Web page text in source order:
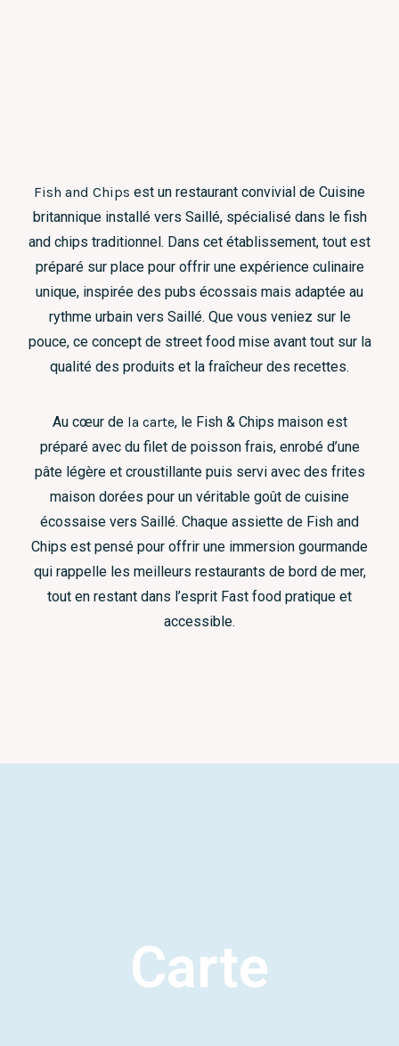
Fish and Chips est un restaurant convivial de Cuisine
britannique installé vers Saillé, spécialisé dans le fish
and chips traditionnel. Dans cet établissement, tout est
préparé sur place pour offrir une expérience culinaire
unique, inspirée des pubs écossais mais adaptée au
rythme urbain vers Saillé. Que vous veniez sur le
pouce, ce concept de street food mise avant tout sur la
qualité des produits et la fraîcheur des recettes.
Au cœur de la carte, le Fish & Chips maison est
préparé avec du filet de poisson frais, enrobé d’une
pâte légère et croustillante puis servi avec des frites
maison dorées pour un véritable goût de cuisine
écossaise vers Saillé. Chaque assiette de Fish and
Chips est pensé pour offrir une immersion gourmande
qui rappelle les meilleurs restaurants de bord de mer,
tout en restant dans l’esprit Fast food pratique et
accessible.
Carte